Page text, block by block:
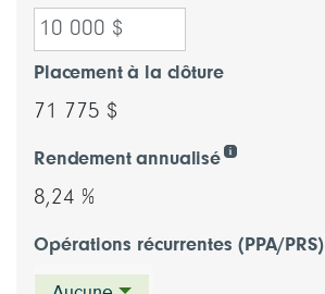
Placement à la clôture
71 775 $
Rendement annualisé
8,24 %
Opérations récurrentes (PPA/PRS)